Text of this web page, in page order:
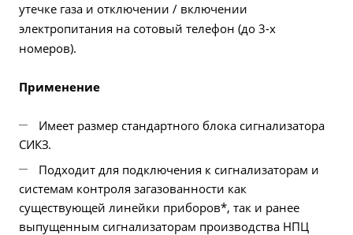
утечке газа и отключении / включении
электропитания на сотовый телефон (до 3-х
номеров).
Применение
Имеет размер стандартного блока сигнализатора
СИКЗ.
Подходит для подключения к сигнализаторам и
системам контроля загазованности как
существующей линейки приборов*, так и ранее
выпущенным сигнализаторам производства НПЦ